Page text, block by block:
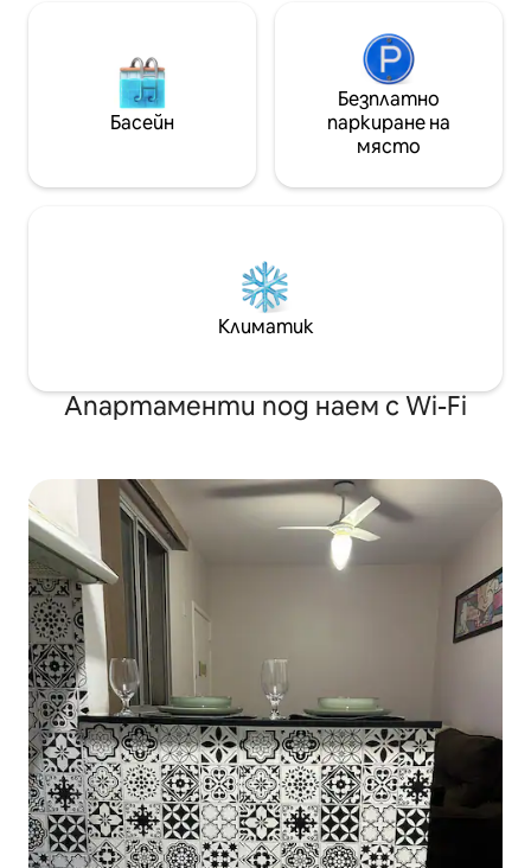
Басейн
Безплатно
паркиране на
място
Климатик
Апартаменти под наем с Wi-Fi